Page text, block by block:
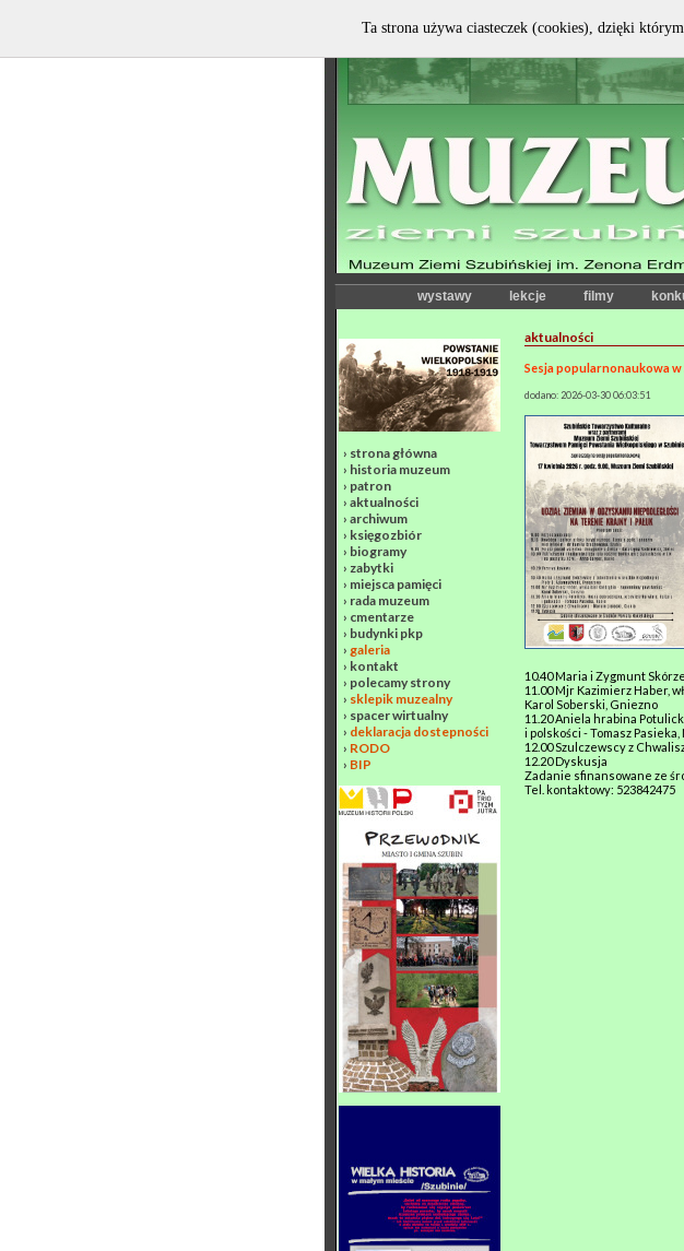
wystawy lekcje filmy
› strona główna
› historia muzeum
› patron
› aktualności
› archiwum
› księgozbiór
› biogramy
› zabytki
› miejsca pamięci
› rada muzeum
› cmentarze
› budynki pkp
› galeria
› kontakt
› polecamy strony
› sklepik muzealny
› spacer wirtualny
› deklaracja dostepności
› RODO
› BIP
aktualności
Sesja popularnonaukowa w
dodano: 2026-03-30 06:03:51
10.40 Maria i Zygmunt
11.00 Mjr Kazimierz Haber,
Karol Soberski, Gniezno
11.20 Aniela hrabina
i polskości - Tomasz
12.00 Szulczewscy z
12.20 Dyskusja
Zadanie sfinansowane ze
Tel. kontaktowy: 523842475
Ta strona używa ciasteczek (cookies), dzięki